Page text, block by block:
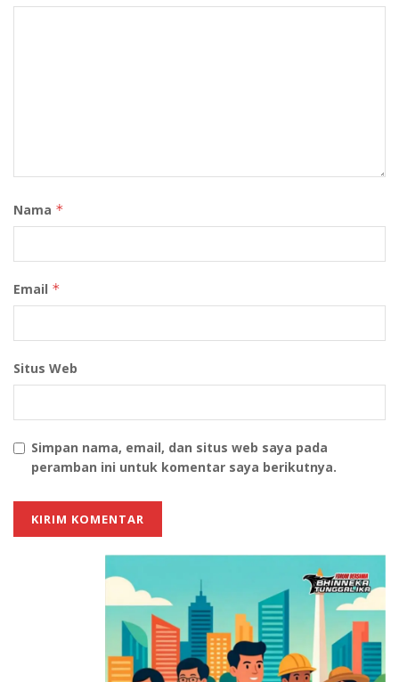
Nama *
Email *
Situs Web
Simpan nama, email, dan situs web saya pada
peramban ini untuk komentar saya berikutnya.